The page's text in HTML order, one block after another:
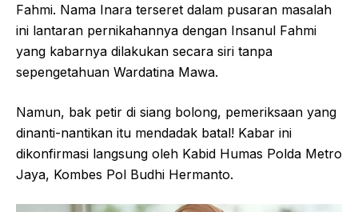
Fahmi. Nama Inara terseret dalam pusaran masalah
ini lantaran pernikahannya dengan Insanul Fahmi
yang kabarnya dilakukan secara siri tanpa
sepengetahuan Wardatina Mawa.
Namun, bak petir di siang bolong, pemeriksaan yang
dinanti-nantikan itu mendadak batal! Kabar ini
dikonfirmasi langsung oleh Kabid Humas Polda Metro
Jaya, Kombes Pol Budhi Hermanto.